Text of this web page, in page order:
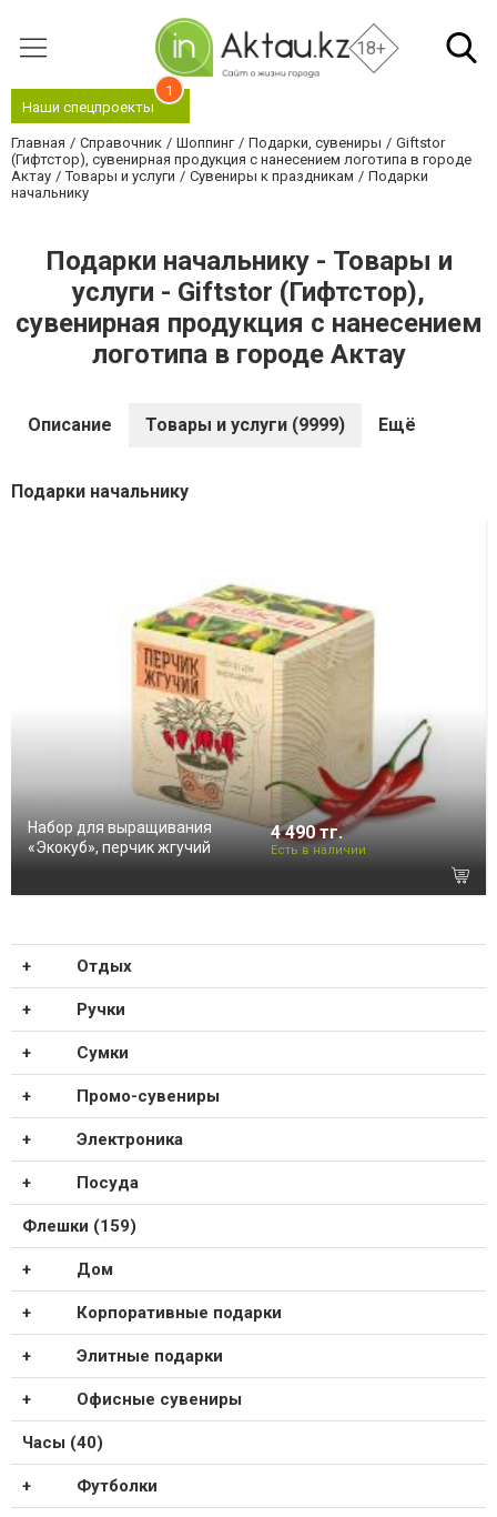
18+
Наши спецпроекты
1
Главная Справочник Шоппинг Подарки, сувениры
Giftstor
(Гифтстор), сувенирная продукция с нанесением логотипа в городе
Актау
Товары и услуги Сувениры к праздникам
Подарки
начальнику
Подарки начальнику - Товары и
услуги - Giftstor (Гифтстор),
сувенирная продукция с нанесением
логотипа в городе Актау
Описание Товары и услуги (9999) Ещё
Подарки начальнику
Набор для выращивания
«Экокуб», перчик жгучий
4 490 тг.
Есть в наличии
Отдых
Ручки
Сумки
Промо-сувениры
Электроника
Посуда
Флешки (159)
Дом
Корпоративные подарки
Элитные подарки
Офисные сувениры
Часы (40)
Футболки